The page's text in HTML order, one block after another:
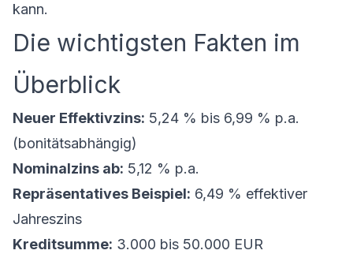
kann.
Die wichtigsten Fakten im
Überblick
Neuer Effektivzins: 5,24 % bis 6,99 % p.a.
(bonitätsabhängig)
Nominalzins ab: 5,12 % p.a.
Repräsentatives Beispiel: 6,49 % effektiver
Jahreszins
Kreditsumme: 3.000 bis 50.000 EUR